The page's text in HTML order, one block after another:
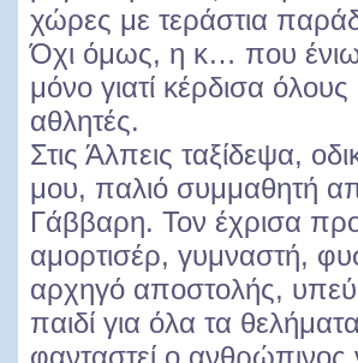
χώρες με τεράστια
Όχι όμως, η κ… που
μόνο γιατί κέρδισα
αθλητές.
Στις Άλπεις ταξίδεψα,
μου, παλιό συμμαθητή
Γάββαρη. Τον έχρισα
αμορτισέρ, γυμναστή,
αρχηγό αποστολής,
παιδί για όλα τα
φανταστεί ο ανθρώπινος